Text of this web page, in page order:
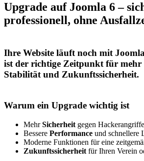
Upgrade auf Joomla 6 –
professionell, ohne
Ihre Website läuft noch mit
ist der richtige Zeitpunkt für mehr
Stabilität und Zukunftssicherheit.
Warum ein Upgrade wichtig ist
MehrSicherheit gegen Hackerangriffe
Bessere Performance und schnellere
Moderne Funktionen für eine
Zukunftssicherheit für Ihren Verein